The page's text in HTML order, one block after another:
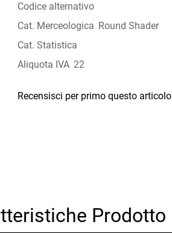
Codice alternativo
Cat. Merceologica Round Shader
Cat. Statistica
Aliquota IVA 22
Recensisci per primo questo articolo
Prodotto